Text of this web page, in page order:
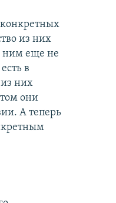
из них
ним еще не
в
них
они
А теперь